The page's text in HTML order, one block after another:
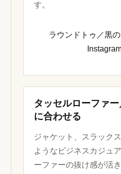
す。
ラウンドトゥ／黒
タッセルローファ
に合わせる
ジャケット、スラック
ようなビジネスカジュ
ーファーの抜け感が活